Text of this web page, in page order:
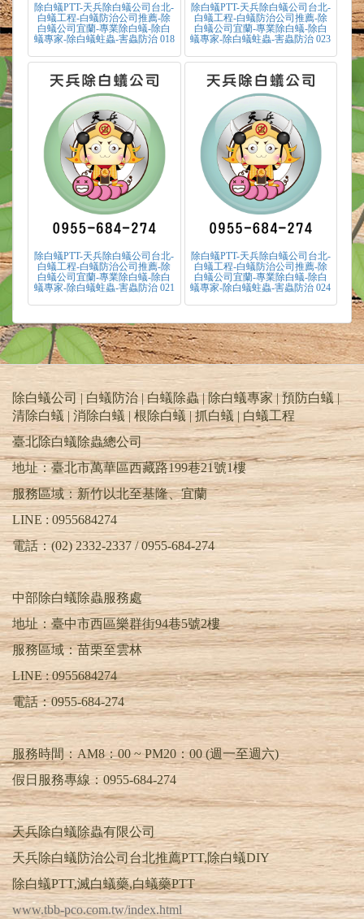
除白蟻PTT-天兵除白蟻公司台北-
白蟻工程-白蟻防治公司推薦-除
白蟻公司宜蘭-專業除白蟻-除白
蟻專家-除白蟻蛀蟲-害蟲防治 018
除白蟻PTT-天兵除白蟻公司台北-
白蟻工程-白蟻防治公司推薦-除
白蟻公司宜蘭-專業除白蟻-除白
蟻專家-除白蟻蛀蟲-害蟲防治 023
除白蟻PTT-天兵除白蟻公司台北-
白蟻工程-白蟻防治公司推薦-除
白蟻公司宜蘭-專業除白蟻-除白
蟻專家-除白蟻蛀蟲-害蟲防治 021
除白蟻PTT-天兵除白蟻公司台北-
白蟻工程-白蟻防治公司推薦-除
白蟻公司宜蘭-專業除白蟻-除白
蟻專家-除白蟻蛀蟲-害蟲防治 024
除白蟻公司 | 白蟻防治 | 白蟻除蟲 | 除白蟻專家 | 預防白蟻 |
清除白蟻 | 消除白蟻 | 根除白蟻 | 抓白蟻 | 白蟻工程
臺北除白蟻除蟲總公司
地址：臺北市萬華區西藏路199巷21號1樓
服務區域：新竹以北至基隆、宜蘭
LINE : 0955684274
電話：(02) 2332-2337 / 0955-684-274
中部除白蟻除蟲服務處
地址：臺中市西區樂群街94巷5號2樓
服務區域：苗栗至雲林
LINE :0955684274
電話：0955-684-274
服務時間：AM8：00 ~ PM20：00 (週一至週六)
假日服務專線：0955-684-274
天兵除白蟻除蟲有限公司
天兵除白蟻防治公司台北推薦PTT,除白蟻DIY
除白蟻PTT,滅白蟻藥,白蟻藥PTT
www.tbb-pco.com.tw/index.html